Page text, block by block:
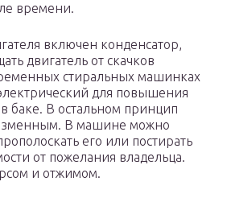
времени.
включен конденсатор,
двигатель от скачков
стиральных машинках
для повышения
баке. В остальном принцип
В машине можно
его или постирать
от пожелания владельца.
и отжимом.